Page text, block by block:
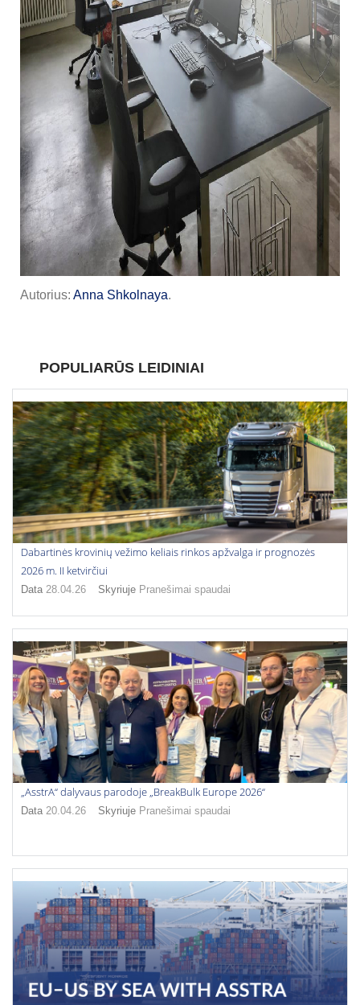
Autorius: Anna Shkolnaya.
POPULIARŪS LEIDINIAI
Dabartinės krovinių vežimo keliais rinkos apžvalga ir prognozės
2026 m. II ketvirčiui
Data 28.04.26 Skyriuje Pranešimai spaudai
„AsstrA“ dalyvaus parodoje „BreakBulk Europe 2026“
Data 20.04.26 Skyriuje Pranešimai spaudai